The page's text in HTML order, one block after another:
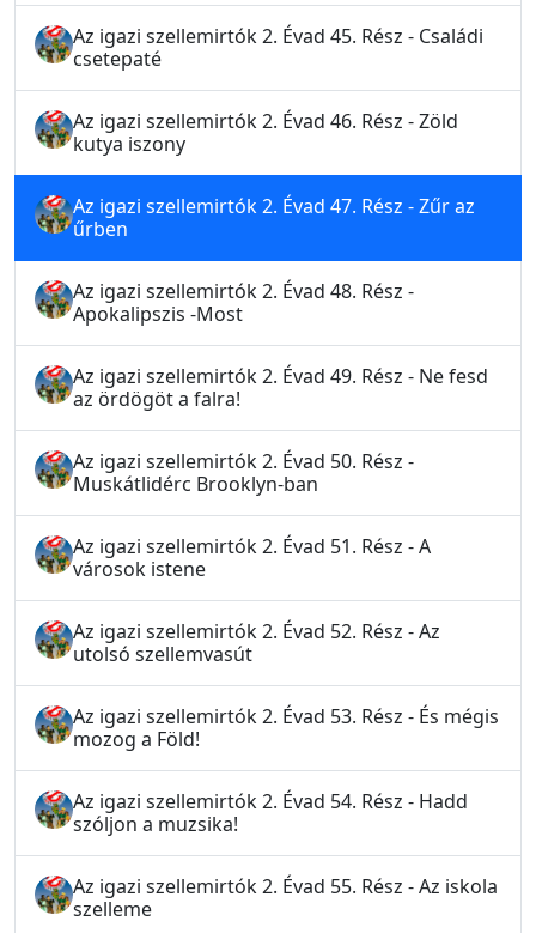
Az igazi szellemirtók 2. Évad 45. Rész - Családi
csetepaté
Az igazi szellemirtók 2. Évad 46. Rész - Zöld
kutya iszony
Az igazi szellemirtók 2. Évad 47. Rész - Zűr az
űrben
Az igazi szellemirtók 2. Évad 48. Rész -
Apokalipszis -Most
Az igazi szellemirtók 2. Évad 49. Rész - Ne fesd
az ördögöt a falra!
Az igazi szellemirtók 2. Évad 50. Rész -
Muskátlidérc Brooklyn-ban
Az igazi szellemirtók 2. Évad 51. Rész - A
városok istene
Az igazi szellemirtók 2. Évad 52. Rész - Az
utolsó szellemvasút
Az igazi szellemirtók 2. Évad 53. Rész - És mégis
mozog a Föld!
Az igazi szellemirtók 2. Évad 54. Rész - Hadd
szóljon a muzsika!
Az igazi szellemirtók 2. Évad 55. Rész - Az iskola
szelleme